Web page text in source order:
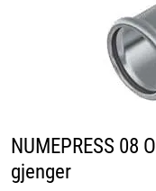
NUMEPRESS 08
gjenger
Sertifiseringer